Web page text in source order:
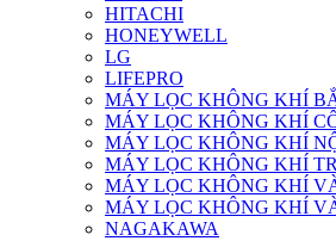
HITACHI
HONEYWELL
LG
LIFEPRO
MÁY LỌC KHÔNG KHÍ
MÁY LỌC KHÔNG KHÍ
MÁY LỌC KHÔNG KHÍ
MÁY LỌC KHÔNG KHÍ
MÁY LỌC KHÔNG KHÍ
MÁY LỌC KHÔNG KHÍ
NAGAKAWA